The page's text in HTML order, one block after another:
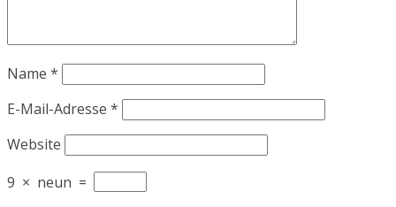
Name *
E-Mail-Adresse *
Website
9 × neun =